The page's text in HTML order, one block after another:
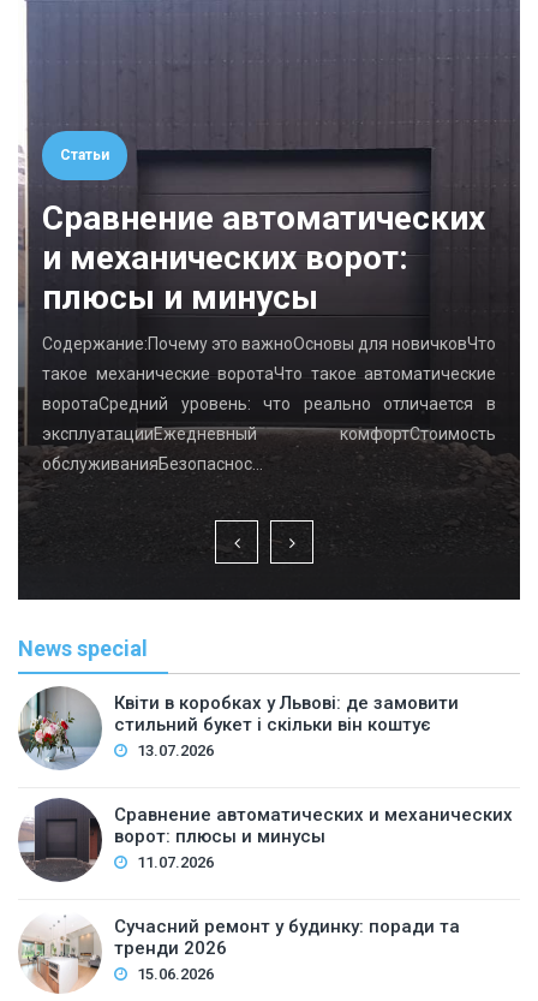
Статьи
Сравнение автоматических
и механических ворот:
плюсы и минусы
Содержание:Почему это важноОсновы для новичковЧто
такое механические воротаЧто такое автоматические
воротаСредний уровень: что реально отличается в
эксплуатацииЕжедневный комфортСтоимость
обслуживанияБезопаснос…
News special
Квіти в коробках у Львові: де замовити
стильний букет і скільки він коштує
13.07.2026
Сравнение автоматических и механических
ворот: плюсы и минусы
11.07.2026
Сучасний ремонт у будинку: поради та
тренди 2026
15.06.2026